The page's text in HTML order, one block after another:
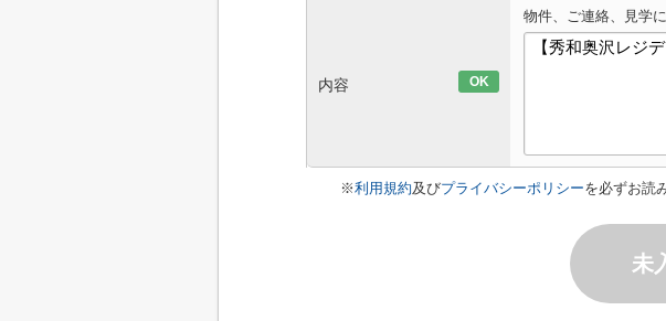
内容 OK
物件、ご連絡、見学
※利用規約及びプライバシーポリシーを必ずお読
未